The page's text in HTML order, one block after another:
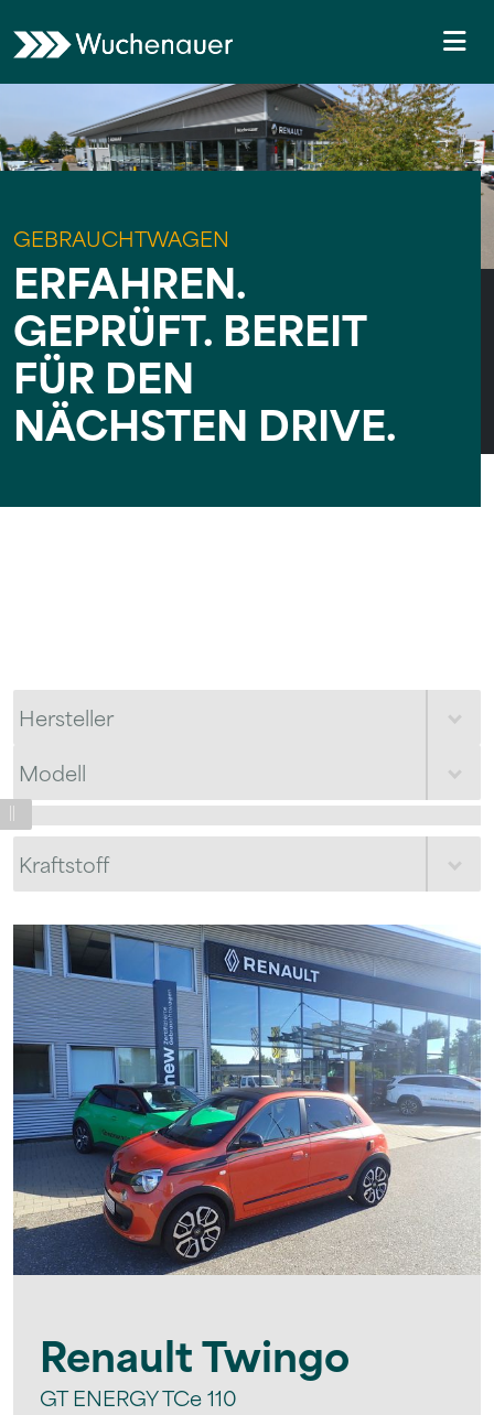
GEBRAUCHTWAGEN
ERFAHREN.
GEPRÜFT. BEREIT
FÜR DEN
NÄCHSTEN DRIVE.
Hersteller
Modell
Erstzulassung ab:2018
Kraftstoff
RenaultTwingo
GT ENERGY TCe 110